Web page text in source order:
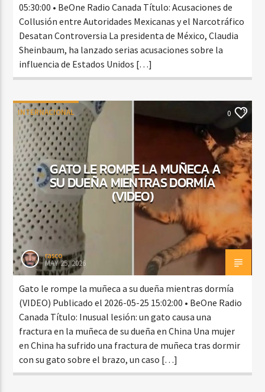
05:30:00 • BeOne Radio Canada Título: Acusaciones de
Collusión entre Autoridades Mexicanas y el Narcotráfico
Desatan Controversia La presidenta de México, Claudia
Sheinbaum, ha lanzado serias acusaciones sobre la
influencia de Estados Unidos […]
INTERNACIONAL 0
GATO LE ROMPE LA MUÑECA A
SU DUEÑA MIENTRAS DORMÍA
(VIDEO)
rasco
MAY 25, 2026
Gato le rompe la muñeca a su dueña mientras dormía
(VIDEO) Publicado el 2026-05-25 15:02:00 • BeOne Radio
Canada Título: Inusual lesión: un gato causa una
fractura en la muñeca de su dueña en China Una mujer
en China ha sufrido una fractura de muñeca tras dormir
con su gato sobre el brazo, un caso […]